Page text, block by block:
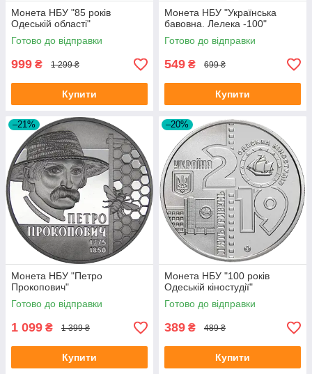
Монета НБУ "85 років
Одеській області"
Готово до відправки
999 ₴ 1 299 ₴
Купити
Монета НБУ "Українська
бавовна. Лелека -100"
Готово до відправки
549 ₴ 699 ₴
Купити
–21%
Монета НБУ "Петро
Прокопович"
Готово до відправки
1 099 ₴ 1 399 ₴
Купити
–20%
Монета НБУ "100 років
Одеській кіностудії"
Готово до відправки
389 ₴ 489 ₴
Купити